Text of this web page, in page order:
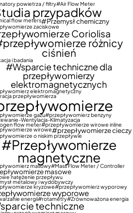
powietrza / filtry Air Flow Meter
przypadków
flow meters Przemysł chemiczny
zaciskowe
Coriolisa
przepływomierze różnicy
ciśnień
i badania
Wsparcie techniczne dla
przepływomierzy
elektromagnetycznych
elektromagnetyczny
przepływomierza
gazu przepływomierz benzyny
Wentylacja-Klimatyzacja
flow meter przepływomierze wirowe inline
wirowe przepływomierze cieczy
o niskim przepływie
Przepływomierze
magnetyczne
masowy Mass Flow Meter / Controller
masowe
natężenie przepływu
metalowy i wydobywczy
kryzowe przepływomierz wyporowy
wyporowe
energii rotametry Zrównoważona energia
techniczne